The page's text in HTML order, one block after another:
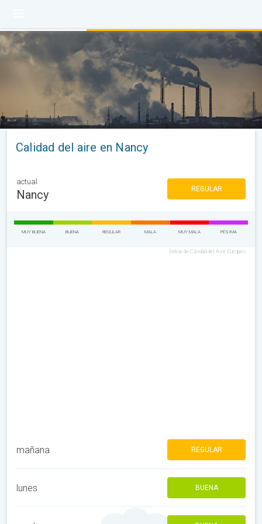
Calidad del aire en Nancy
actual
Nancy REGULAR
MUY BUENA BUENA REGULAR MALA MUY MALA PÉSIMA
Índice de Calidad del Aire Europeo
mañana REGULAR
lunes BUENA